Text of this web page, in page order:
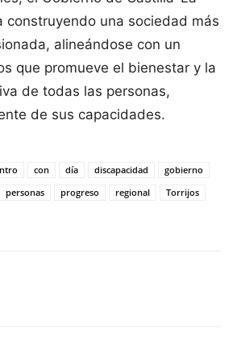
construyendo una sociedad más
alineándose con un
que promueve el bienestar y la
de todas las personas,
de sus capacidades.
con día discapacidad
gobierno
personas progreso regional
Torrijos